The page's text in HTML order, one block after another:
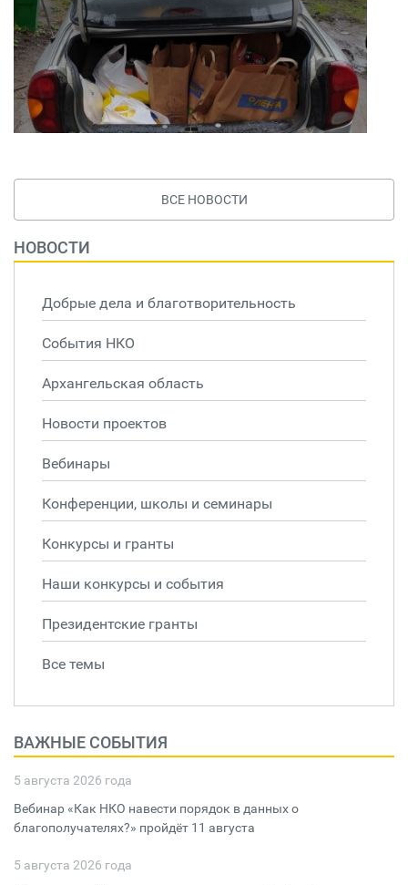
ВСЕ НОВОСТИ
НОВОСТИ
Добрые дела и благотворительность
События НКО
Архангельская область
Новости проектов
Вебинары
Конференции, школы и семинары
Конкурсы и гранты
Наши конкурсы и события
Президентские гранты
Все темы
ВАЖНЫЕ СОБЫТИЯ
5 августа 2026 года
Вебинар «Как НКО навести порядок в данных о
благополучателях?» пройдёт 11 августа
5 августа 2026 года